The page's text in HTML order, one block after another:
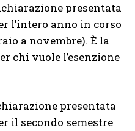
presentata
l’intero anno in corso
a novembre). È la
chi vuole l’esenzione
presentata
il secondo semestre